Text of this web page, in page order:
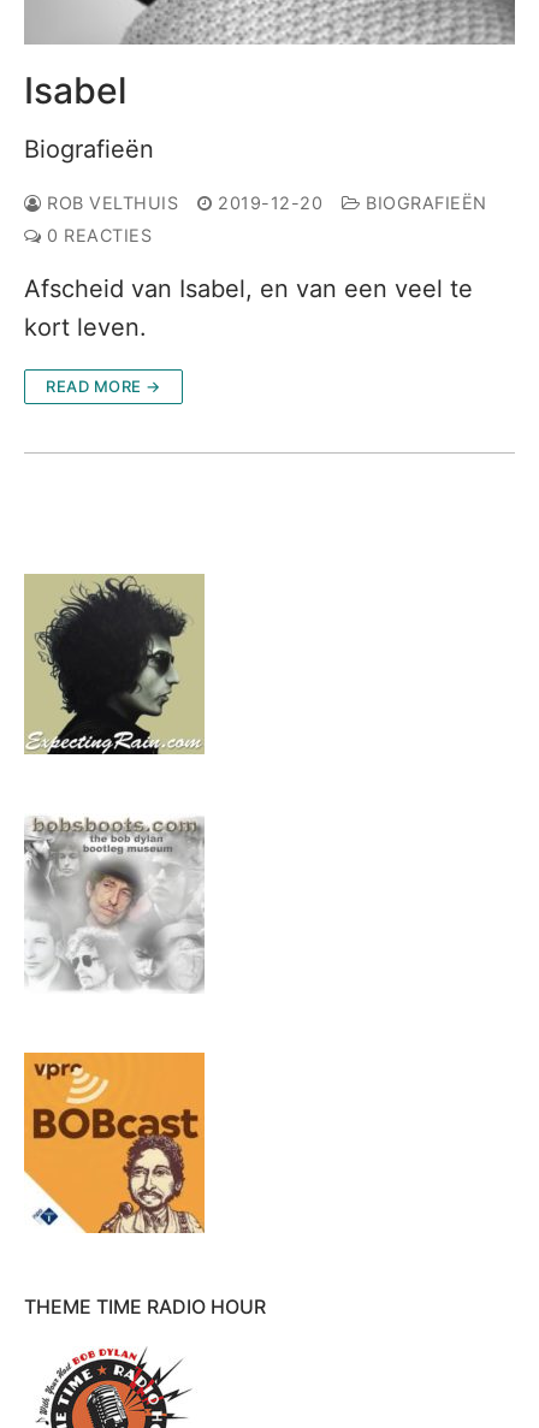
Isabel
Biografieën
ROB VELTHUIS 2019-12-20
BIOGRAFIEËN
0 REACTIES
Afscheid van Isabel, en van een veel te
kort leven.
READ MORE →
THEME TIME RADIO HOUR